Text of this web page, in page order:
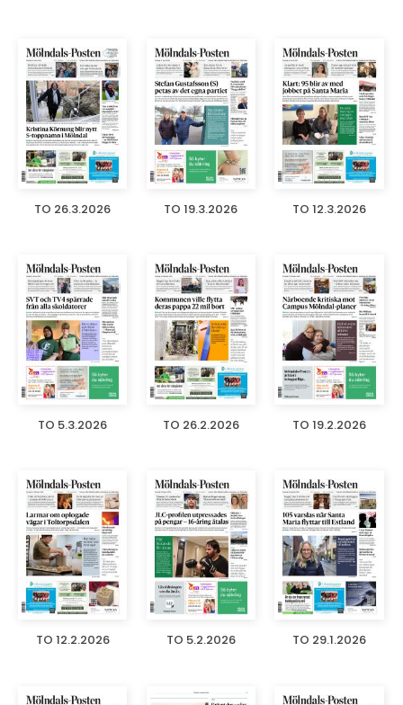
TO 26.3.2026 TO 19.3.2026 TO 12.3.2026
TO 5.3.2026 TO 26.2.2026 TO 19.2.2026
TO 12.2.2026 TO 5.2.2026 TO 29.1.2026